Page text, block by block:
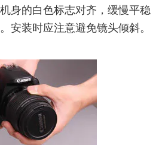
身的白色标志对齐，缓慢平稳
安装时应注意避免镜头倾斜。